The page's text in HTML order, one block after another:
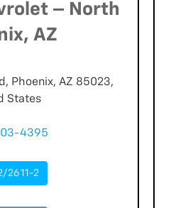
– North
AZ
Phoenix, AZ 85023,
States
4395
26 11-2